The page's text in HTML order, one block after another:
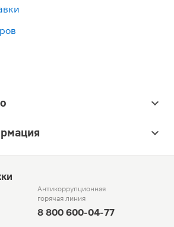
Антикоррупционная
горячая линия
8 800 600-04-77